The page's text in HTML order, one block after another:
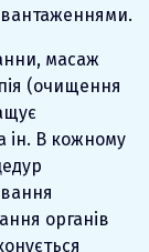
масаж
(очищення
ін. В кожному
органів